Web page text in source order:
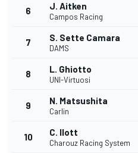
6 J. Aitken
Campos Racing
7 S. Sette Camara
DAMS
8 L. Ghiotto
UNI-Virtuosi
9 N. Matsushita
Carlin
10 C. Ilott
Charouz Racing System